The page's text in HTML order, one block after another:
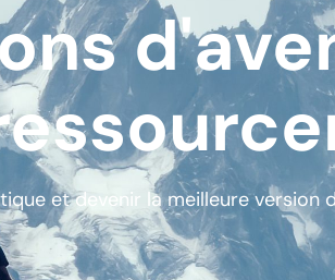
et devenir la meilleure version